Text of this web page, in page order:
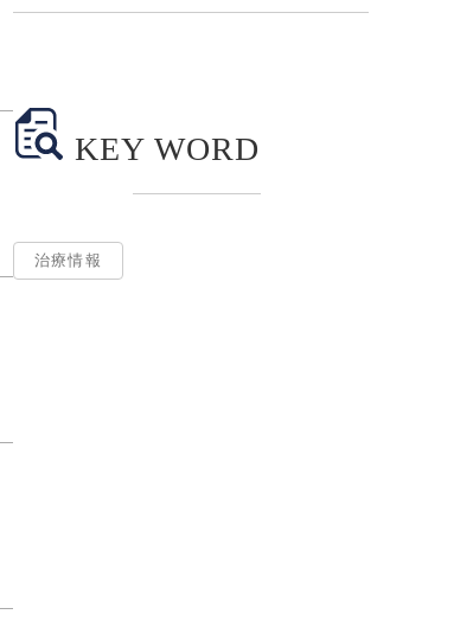
KEY WORD
治療情報